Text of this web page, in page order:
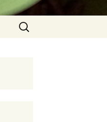
Suchen
nach: